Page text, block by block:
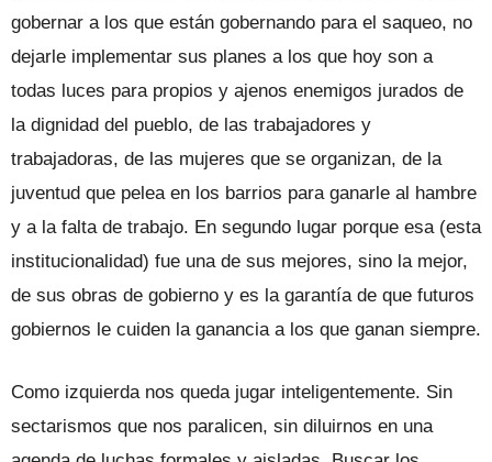
gobernar a los que están gobernando para el saqueo, no
dejarle implementar sus planes a los que hoy son a
todas luces para propios y ajenos enemigos jurados de
la dignidad del pueblo, de las trabajadores y
trabajadoras, de las mujeres que se organizan, de la
juventud que pelea en los barrios para ganarle al hambre
y a la falta de trabajo. En segundo lugar porque esa (esta
institucionalidad) fue una de sus mejores, sino la mejor,
de sus obras de gobierno y es la garantía de que futuros
gobiernos le cuiden la ganancia a los que ganan siempre.
Como izquierda nos queda jugar inteligentemente. Sin
sectarismos que nos paralicen, sin diluirnos en una